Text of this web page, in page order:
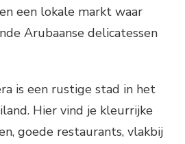
een lokale markt waar
Arubaanse delicatessen
is een rustige stad in het
Hier vind je kleurrijke
goede restaurants, vlakbij